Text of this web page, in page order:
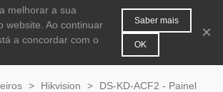
0
> Hikvision >
DS-KD-ACF2 - Painel
melhorar a sua
website. Ao continuar
a concordar com o
Saber mais
OK
×